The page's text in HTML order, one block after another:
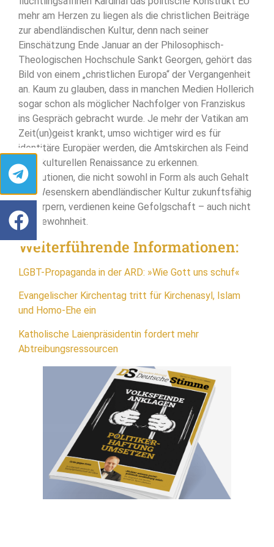
mehr am Herzen zu liegen als die christlichen Beiträge
zur abendländischen Kultur, denn nach seiner
Einschätzung Ende Januar an der Philosophisch-
Theologischen Hochschule Sankt Georgen, gehört das
Bild von einem „christlichen Europa“ der Vergangenheit
an. Kaum zu glauben, dass in manchen Medien Hollerich
sogar schon als möglicher Nachfolger von Franziskus
ins Gespräch gebracht wurde. Je mehr der Vatikan am
Zeit(un)geist krankt, umso wichtiger wird es für
identitäre Europäer werden, die Amtskirchen als Feind
einer kulturellen Renaissance zu erkennen.
Institutionen, die nicht sowohl in Form als auch Gehalt
den Wesenskern abendländischer Kultur zukunftsfähig
verkörpern, verdienen keine Gefolgschaft – auch nicht
aus Gewohnheit.
Weiterführende Informationen:
LGBT-Propaganda in der ARD: »Wie Gott uns schuf«
Evangelischer Kirchentag tritt für Kirchenasyl, Islam
und Homo-Ehe ein
Katholische Laienpräsidentin fordert mehr
Abtreibungsressourcen